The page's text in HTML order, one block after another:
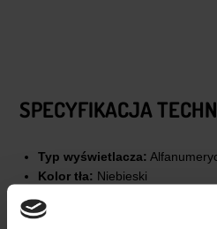
SPECYFIKACJA
Typ wyświetlacza:
Kolor tła: Niebieski
Kolor piksela:
Sterownik: